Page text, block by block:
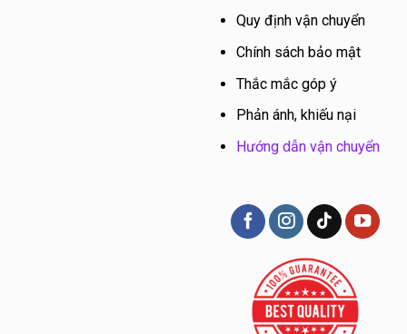
Quy định vận chuyển
Chính sách bảo mật
Thắc mắc góp ý
Phản ánh, khiếu nại
Hướng dẫn vận chuyển